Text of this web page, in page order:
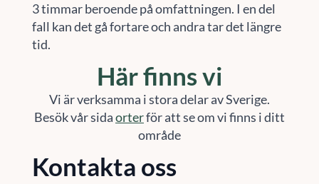
3 timmar beroende på omfattningen. I en del
fall kan det gå fortare och andra tar det längre
tid.
Här finns vi
Vi är verksamma i stora delar av Sverige.
Besök vår sidaorterför att se om vi finns i ditt
område
Kontakta oss